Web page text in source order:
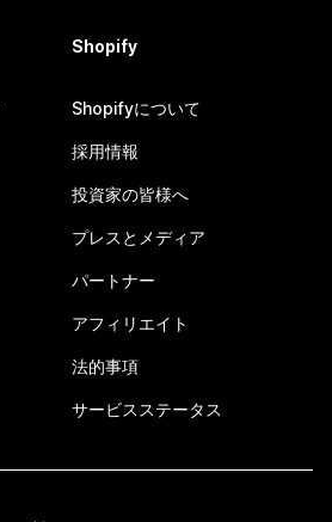
Shopify
Shopifyについて
採用情報
投資家の皆様へ
プレスとメディア
パートナー
アフィリエイト
法的事項
サービスステータス